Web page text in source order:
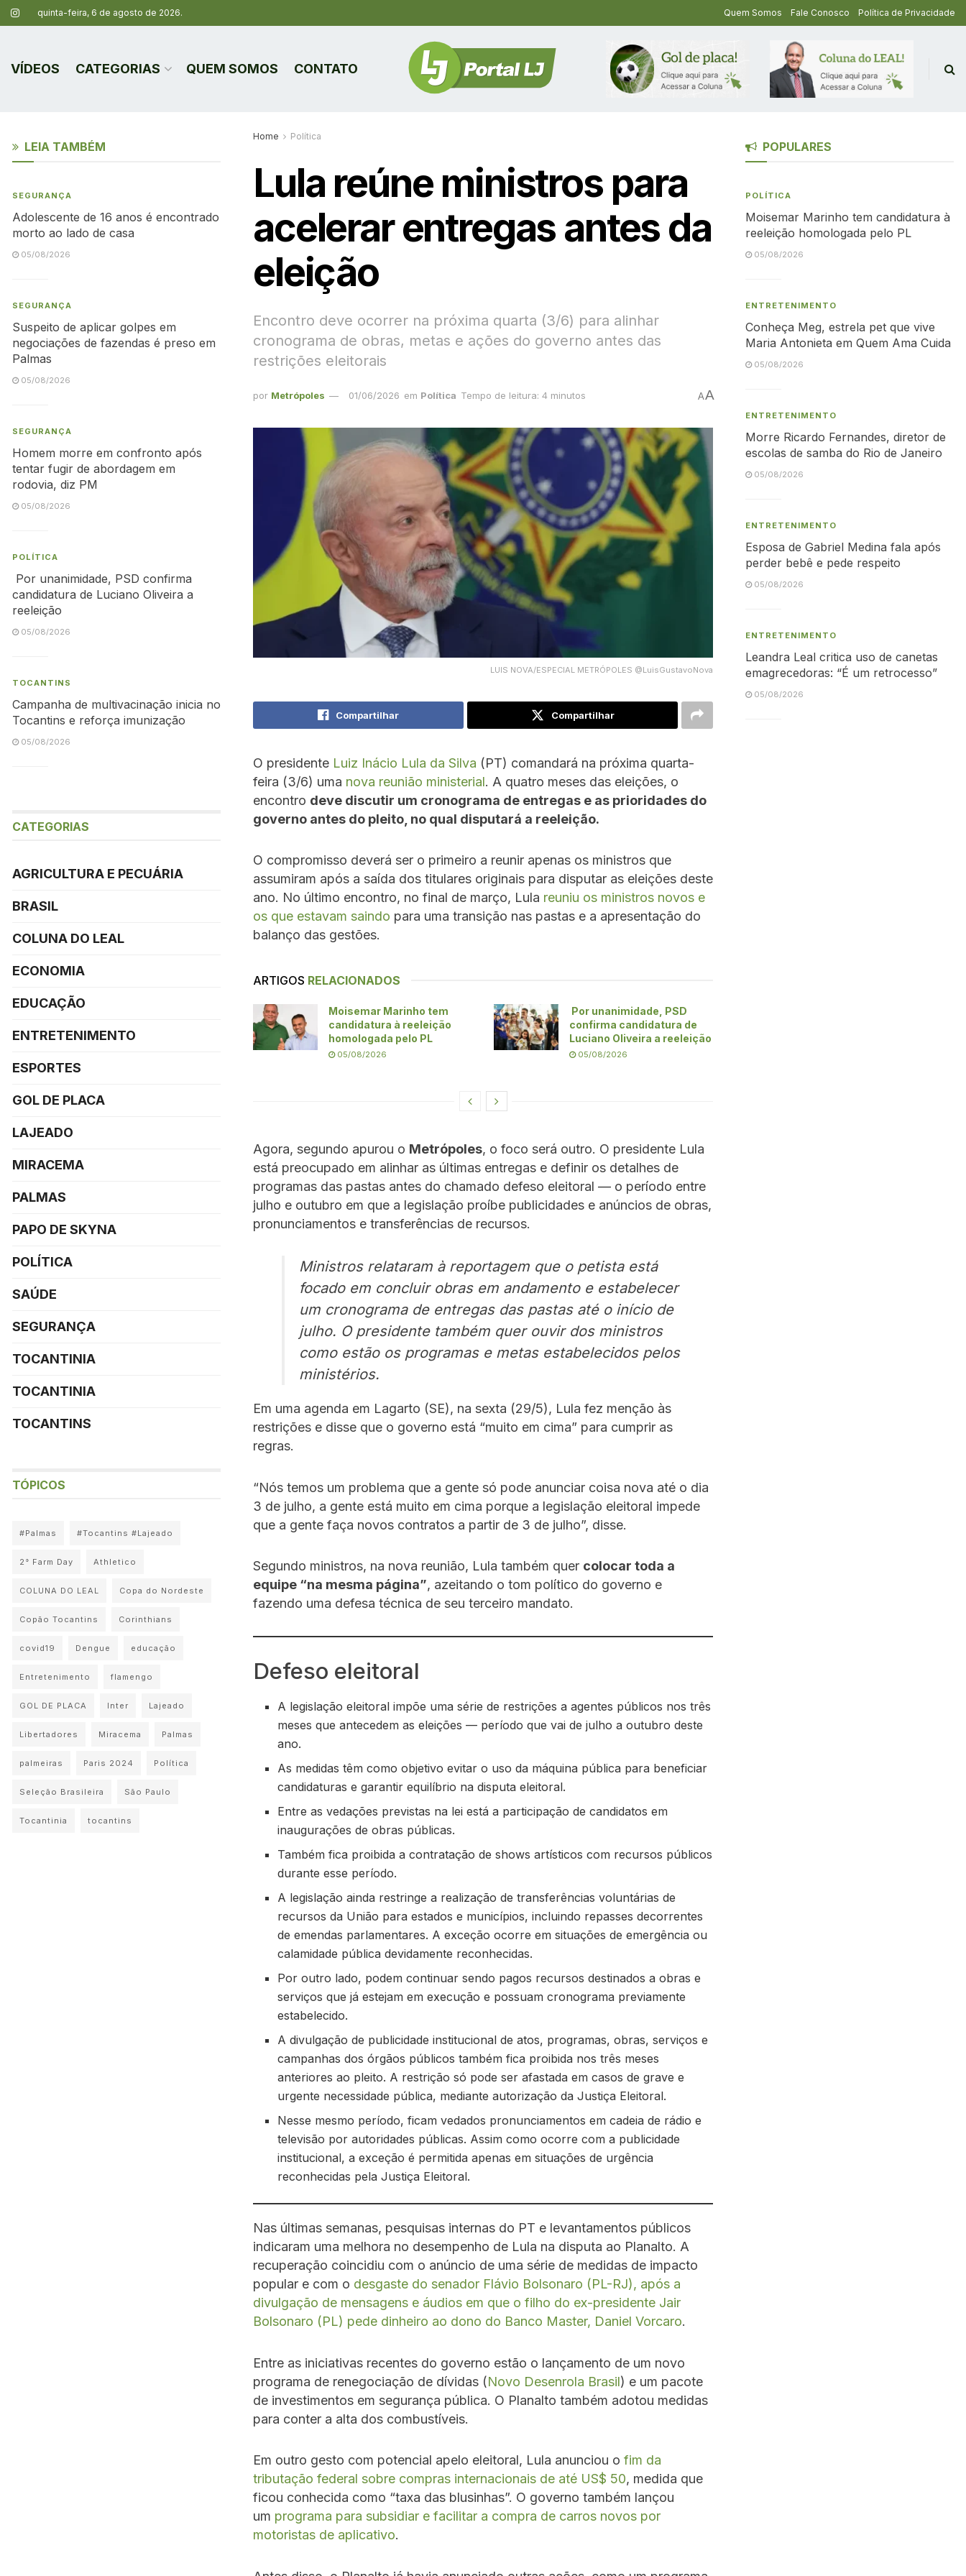
quinta-feira, 6 de agosto de 2026. Quem Somos Fale Conosco Política de Privacidade
VÍDEOS CATEGORIAS QUEM SOMOS CONTATO
Home Política
Lula reúne ministros para
acelerar entregas antes da
eleição
Encontro deve ocorrer na próxima quarta (3/6) para alinhar
cronograma de obras, metas e ações do governo antes das
restrições eleitorais
por Metrópoles 01/06/2026 em Política Tempo de leitura: 4 minutos AA
LUIS NOVA/ESPECIAL METRÓPOLES @LuisGustavoNova
Compartilhar Compartilhar
O presidente Luiz Inácio Lula da Silva (PT) comandará na próxima quarta-
feira (3/6) uma nova reunião ministerial. A quatro meses das eleições, o
encontro deve discutir um cronograma de entregas e as prioridades do
governo antes do pleito, no qual disputará a reeleição.
O compromisso deverá ser o primeiro a reunir apenas os ministros que
assumiram após a saída dos titulares originais para disputar as eleições deste
ano. No último encontro, no final de março, Lula reuniu os ministros novos e
os que estavam saindo para uma transição nas pastas e a apresentação do
balanço das gestões.
ARTIGOS RELACIONADOS
Moisemar Marinho tem
candidatura à reeleição
homologada pelo PL
05/08/2026
Por unanimidade, PSD
confirma candidatura de
Luciano Oliveira a reeleição
05/08/2026
Agora, segundo apurou o Metrópoles, o foco será outro. O presidente Lula
está preocupado em alinhar as últimas entregas e definir os detalhes de
programas das pastas antes do chamado defeso eleitoral — o período entre
julho e outubro em que a legislação proíbe publicidades e anúncios de obras,
pronunciamentos e transferências de recursos.
Ministros relataram à reportagem que o petista está
focado em concluir obras em andamento e estabelecer
um cronograma de entregas das pastas até o início de
julho. O presidente também quer ouvir dos ministros
como estão os programas e metas estabelecidos pelos
ministérios.
Em uma agenda em Lagarto (SE), na sexta (29/5), Lula fez menção às
restrições e disse que o governo está “muito em cima” para cumprir as
regras.
“Nós temos um problema que a gente só pode anunciar coisa nova até o dia
3 de julho, a gente está muito em cima porque a legislação eleitoral impede
que a gente faça novos contratos a partir de 3 de julho”, disse.
Segundo ministros, na nova reunião, Lula também quer colocar toda a
equipe “na mesma página”, azeitando o tom político do governo e
fazendo uma defesa técnica de seu terceiro mandato.
Defeso eleitoral
A legislação eleitoral impõe uma série de restrições a agentes públicos nos três
meses que antecedem as eleições — período que vai de julho a outubro deste
ano.
As medidas têm como objetivo evitar o uso da máquina pública para beneficiar
candidaturas e garantir equilíbrio na disputa eleitoral.
Entre as vedações previstas na lei está a participação de candidatos em
inaugurações de obras públicas.
Também fica proibida a contratação de shows artísticos com recursos públicos
durante esse período.
A legislação ainda restringe a realização de transferências voluntárias de
recursos da União para estados e municípios, incluindo repasses decorrentes
de emendas parlamentares. A exceção ocorre em situações de emergência ou
calamidade pública devidamente reconhecidas.
Por outro lado, podem continuar sendo pagos recursos destinados a obras e
serviços que já estejam em execução e possuam cronograma previamente
estabelecido.
A divulgação de publicidade institucional de atos, programas, obras, serviços e
campanhas dos órgãos públicos também fica proibida nos três meses
anteriores ao pleito. A restrição só pode ser afastada em casos de grave e
urgente necessidade pública, mediante autorização da Justiça Eleitoral.
Nesse mesmo período, ficam vedados pronunciamentos em cadeia de rádio e
televisão por autoridades públicas. Assim como ocorre com a publicidade
institucional, a exceção é permitida apenas em situações de urgência
reconhecidas pela Justiça Eleitoral.
Nas últimas semanas, pesquisas internas do PT e levantamentos públicos
indicaram uma melhora no desempenho de Lula na disputa ao Planalto. A
recuperação coincidiu com o anúncio de uma série de medidas de impacto
popular e com o desgaste do senador Flávio Bolsonaro (PL-RJ), após a
divulgação de mensagens e áudios em que o filho do ex-presidente Jair
Bolsonaro (PL) pede dinheiro ao dono do Banco Master, Daniel Vorcaro.
Entre as iniciativas recentes do governo estão o lançamento de um novo
programa de renegociação de dívidas (Novo Desenrola Brasil) e um pacote
de investimentos em segurança pública. O Planalto também adotou medidas
para conter a alta dos combustíveis.
Em outro gesto com potencial apelo eleitoral, Lula anunciou o fim da
tributação federal sobre compras internacionais de até US$ 50, medida que
ficou conhecida como “taxa das blusinhas”. O governo também lançou
um programa para subsidiar e facilitar a compra de carros novos por
motoristas de aplicativo.
LEIA TAMBÉM
SEGURANÇA
Adolescente de 16 anos é encontrado
morto ao lado de casa
05/08/2026
SEGURANÇA
Suspeito de aplicar golpes em
negociações de fazendas é preso em
Palmas
05/08/2026
SEGURANÇA
Homem morre em confronto após
tentar fugir de abordagem em
rodovia, diz PM
05/08/2026
POLÍTICA
Por unanimidade, PSD confirma
candidatura de Luciano Oliveira a
reeleição
05/08/2026
TOCANTINS
Campanha de multivacinação inicia no
Tocantins e reforça imunização
05/08/2026
CATEGORIAS
AGRICULTURA E PECUÁRIA
BRASIL
COLUNA DO LEAL
ECONOMIA
EDUCAÇÃO
ENTRETENIMENTO
ESPORTES
GOL DE PLACA
LAJEADO
MIRACEMA
PALMAS
PAPO DE SKYNA
POLÍTICA
SAÚDE
SEGURANÇA
TOCANTINIA
TOCANTINIA
TOCANTINS
TÓPICOS
#Palmas #Tocantins #Lajeado
2° Farm Day Athletico
COLUNA DO LEAL Copa do Nordeste
Copão Tocantins Corinthians
covid19 Dengue educação
Entretenimento flamengo
GOL DE PLACA Inter Lajeado
Libertadores Miracema Palmas
palmeiras Paris 2024 Política
Seleção Brasileira São Paulo
Tocantinia tocantins
POPULARES
POLÍTICA
Moisemar Marinho tem candidatura à
reeleição homologada pelo PL
05/08/2026
ENTRETENIMENTO
Conheça Meg, estrela pet que vive
Maria Antonieta em Quem Ama Cuida
05/08/2026
ENTRETENIMENTO
Morre Ricardo Fernandes, diretor de
escolas de samba do Rio de Janeiro
05/08/2026
ENTRETENIMENTO
Esposa de Gabriel Medina fala após
perder bebê e pede respeito
05/08/2026
ENTRETENIMENTO
Leandra Leal critica uso de canetas
emagrecedoras: “É um retrocesso”
05/08/2026